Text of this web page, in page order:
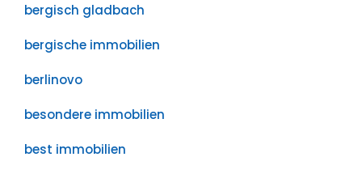
bergisch gladbach
bergische immobilien
berlinovo
besondere immobilien
best immobilien